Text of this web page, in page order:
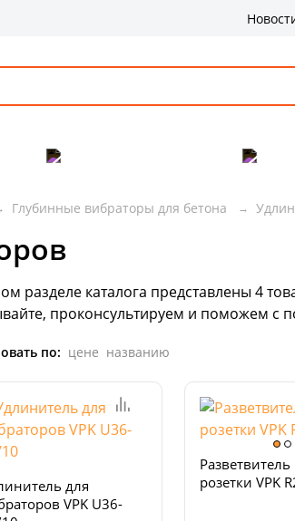
Глубинные вибраторы для бетона
разделе каталога представлены 4
проконсультируем и поможем с
по: цене названию
для
VPK U36-
Разветвитель
розетки VPK